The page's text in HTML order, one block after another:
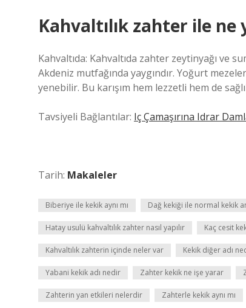
Kahvaltılık zahter ile ne
Kahvaltıda: Kahvaltıda zahter zeytinyağı ve
Akdeniz mutfağında yaygındır. Yoğurt
yenebilir. Bu karışım hem lezzetli hem de
Tavsiyeli Bağlantılar: Iç Çamaşırına Idrar
Tarih: Makaleler
Biberiye ile kekik aynı mı Dağ kekiği ile normal kekik
Hatay usulü kahvaltılık zahter nasıl yapılır Kaç cesit
Kahvaltılık zahterin içinde neler var Kekik diğer adı
Yabani kekik adı nedir Zahter kekik ne işe yarar
Zahterin yan etkileri nelerdir Zahterle kekik aynı mı